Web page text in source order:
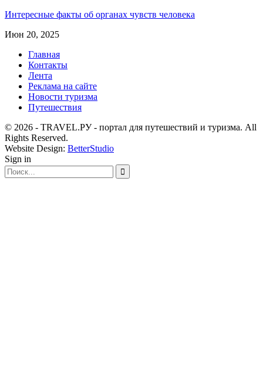
Интересные факты об органах чувств человека
Июн 20, 2025
Главная
Контакты
Лента
Реклама на сайте
Новости туризма
Путешествия
© 2026 - TRAVEL.РУ - портал для путешествий и туризма. All
Rights Reserved.
Website Design: BetterStudio
Sign in